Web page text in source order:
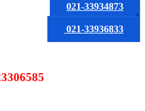
021-33934873
یا
021-33936833